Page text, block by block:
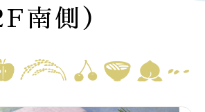
南側）